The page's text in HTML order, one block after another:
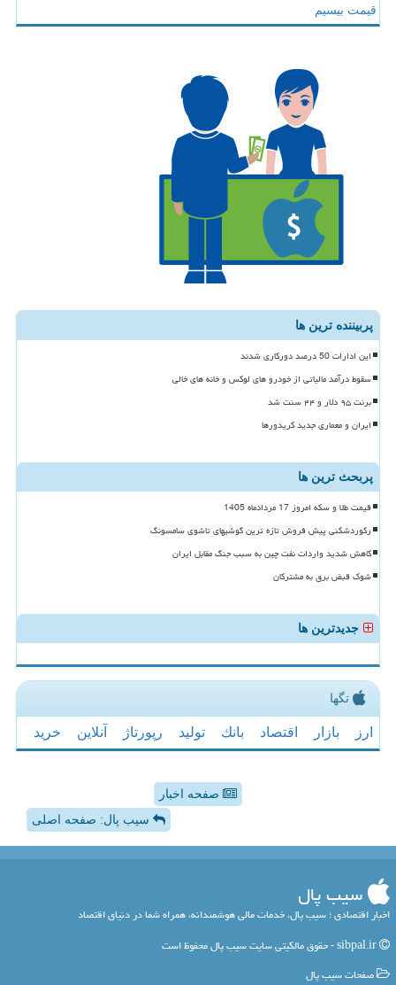
قیمت بیسیم
پربیننده ترین ها
این ادارات 50 درصد دورکاری شدند
سقوط درآمد مالیاتی از خودرو های لوکس و خانه های خالی
برنت ۹۵ دلار و ۴۴ سنت شد
ایران و معماری جدید کریدورها
پربحث ترین ها
قیمت طلا و سکه امروز 17 مردادماه 1405
رکوردشکنی پیش فروش تازه ترین گوشیهای تاشوی سامسونگ
کاهش شدید واردات نفت چین به سبب جنگ مقابل ایران
شوک قبض برق به مشترکان
جدیدترین ها
تگها
ارز بازار اقتصاد بانك تولید رپورتاژ آنلاین خرید
صفحه اخبار
سیب پال: صفحه اصلی
سیب پال
اخبار اقتصادی ؛ سیب پال، خدمات مالی هوشمندانه، همراه شما در دنیای اقتصاد
صفحات سیب پال